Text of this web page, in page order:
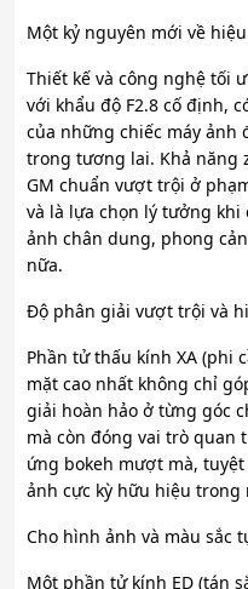
Một kỷ nguyên mới về
Thiết kế và công nghệ tối
với khẩu độ F2.8 cố định,
của những chiếc máy ảnh
trong tương lai. Khả năng
GM chuẩn vượt trội ở
và là lựa chọn lý tưởng
ảnh chân dung, phong
nữa.
Độ phân giải vượt trội và
Phần tử thấu kính XA (phi
mặt cao nhất không chỉ
giải hoàn hảo ở từng góc
mà còn đóng vai trò quan
ứng bokeh mượt mà,
ảnh cực kỳ hữu hiệu
Cho hình ảnh và màu sắc
Một phần tử kính ED (tán